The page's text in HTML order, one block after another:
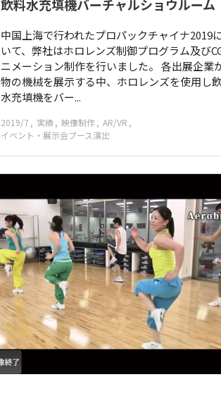
飲料水充填機バーチャルショウルーム
中国上海で行われたプロパックチャイナ2019
いて、弊社はホロレンズ制御プログラム及び
ニメーション制作を行いました。 各出展企業
物の機械を展示する中、ホロレンズを使用し
水充填機をバー...
2019/7 実績 映像制作
AR/VR
イベント・展示会ブース演出